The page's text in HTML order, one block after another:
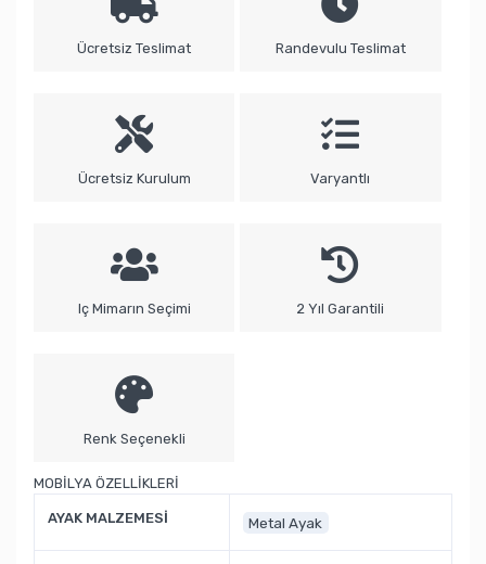
Ücretsiz Teslimat Randevulu Teslimat
Ücretsiz Kurulum Varyantlı
Iç Mimarın Seçimi 2 Yıl Garantili
Renk Seçenekli
MOBİLYA ÖZELLİKLERİ
AYAK MALZEMESİ Metal Ayak